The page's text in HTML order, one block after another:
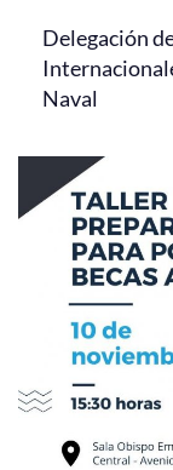
Delegación
Naval